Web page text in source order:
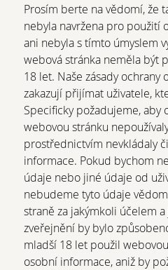
Prosím berte na vědomí, že
nebyla navržena pro použití
ani nebyla s tímto úmyslem
webová stránka neměla být
18 let. Naše zásady ochrany
zakazují přijímat uživatele,
Specificky požadujeme, aby
webovou stránku
prostřednictvím nevkládaly
informace. Pokud bychom
údaje nebo jiné údaje od
nebudeme tyto údaje
straně za jakýmkoli účelem
zveřejnění by bylo
mladší 18 let použil
osobní informace, aniž by